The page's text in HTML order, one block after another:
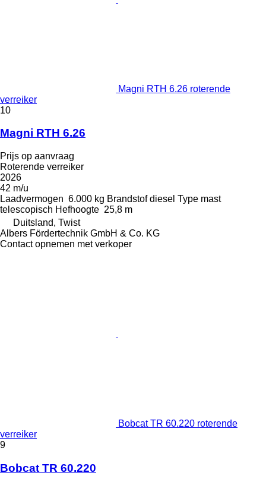
Magni RTH 6.26 roterende
verreiker
10
Magni RTH 6.26
Prijs op aanvraag
Roterende verreiker
2026
42 m/u
Laadvermogen 6.000 kg Brandstof diesel Type mast
telescopisch Hefhoogte 25,8 m
Duitsland, Twist
Albers Fördertechnik GmbH & Co. KG
Contact opnemen met verkoper
Bobcat TR 60.220 roterende
verreiker
9
Bobcat TR 60.220